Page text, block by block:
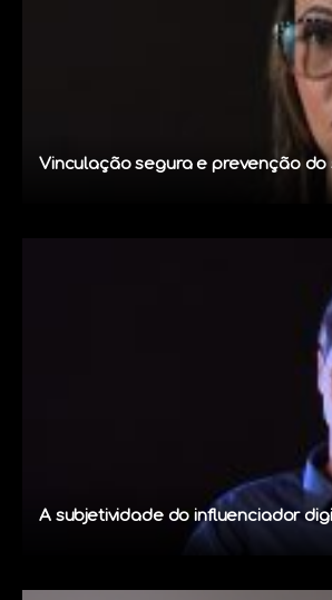
Vinculação segura e prevenção do
A subjetividade do influenciador